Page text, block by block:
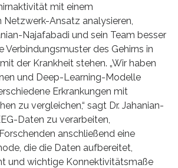
mit einem
Ansatz analysieren,
Najafabadi und sein Team besser
Verbindungsmuster des Gehirns in
der Krankheit stehen. „Wir haben
und Deep-Learning-Modelle
Erkrankungen mit
zu vergleichen,“ sagt Dr. Jahanian-
Daten zu verarbeiten,
anschließend eine
die die Daten aufbereitet,
und wichtige Konnektivitätsmaße